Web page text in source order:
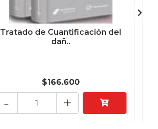
Tratado de Cuantificación del
dañ..
$166.600
+
-